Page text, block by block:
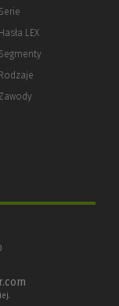
Serie
Hasła LEX
Segmenty
Rodzaje
Zawody